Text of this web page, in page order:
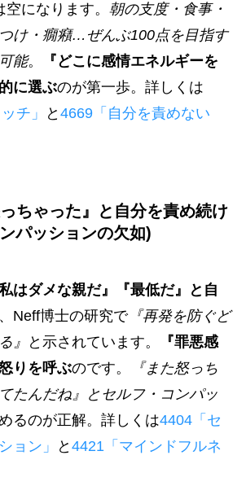
になります。 朝の支度・食事・
け・癇癪…ぜんぶ100点を目指す
能。
『どこに感情エネルギーを
に選ぶのが第一歩。詳しくは
チ」
と 4669「自分を責めない
ちゃった』と自分を責め続け
パッションの欠如)
私はダメな親だ』『最低だ』と自
Neff博士の研究で『再発を防ぐど
』 と示されています。
『罪悪感
りを呼ぶのです。
『また怒っち
たんだね』とセルフ・コンパッ
るのが正解。詳しくは4404「セ
ョン」
と 4421「マインドフルネ